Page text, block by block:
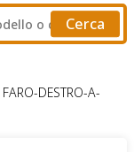
Cerca
FARO-DESTRO-A-